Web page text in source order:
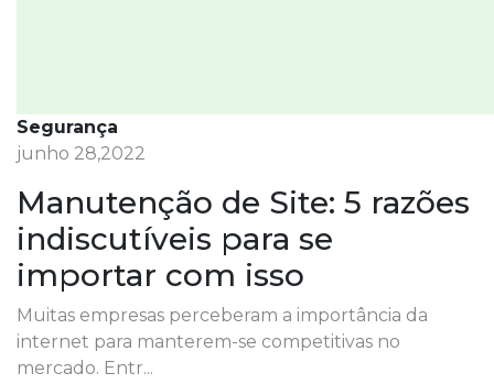
Segurança
junho 28,2022
Manutenção de Site: 5 razões
indiscutíveis para se
importar com isso
Muitas empresas perceberam a importância da
internet para manterem-se competitivas no
mercado. Entr...